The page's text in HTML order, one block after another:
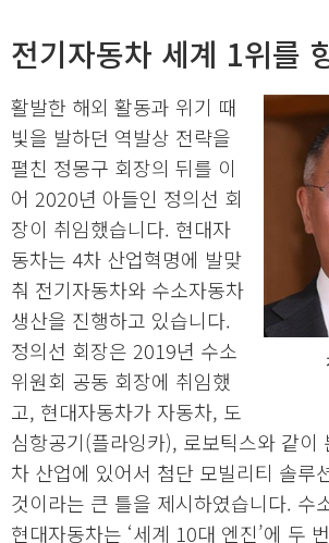
전기자동차 세계 1위를
활발한 해외 활동과 위기 때
빛을 발하던 역발상 전략을
펼친 정몽구 회장의 뒤를 이
어 2020년 아들인 정의선 회
장이 취임했습니다. 현대자
동차는 4차 산업혁명에 발맞
춰 전기자동차와 수소자동차
생산을 진행하고 있습니다.
정의선 회장은 2019년 수소
위원회 공동 회장에 취임했
고, 현대자동차가 자동차, 도
심항공기(플라잉카), 로보틱스와 같이
차 산업에 있어서 첨단 모빌리티 솔루
것이라는 큰 틀을 제시하였습니다. 수
현대자동차는 ‘세계 10대 엔진’에 두